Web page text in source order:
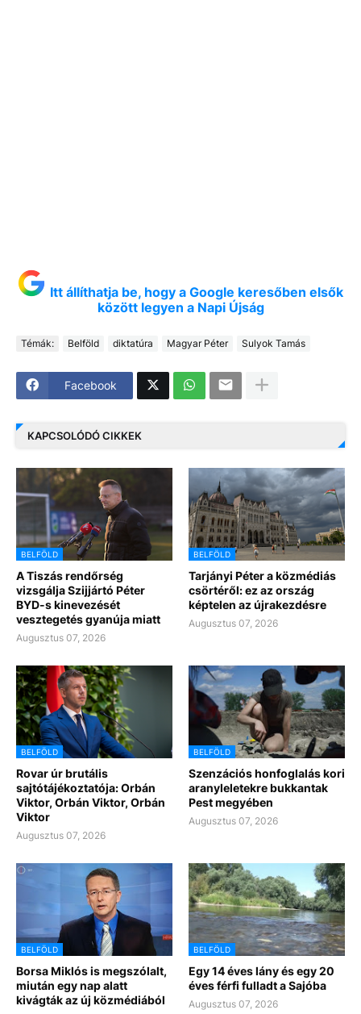
Itt állíthatja be, hogy a Google keresőben elsők
között legyen a Napi Újság
Témák: Belföld diktatúra Magyar Péter Sulyok Tamás
Facebook
KAPCSOLÓDÓ CIKKEK
BELFÖLD
A Tiszás rendőrség
vizsgálja Szijjártó Péter
BYD-s kinevezését
vesztegetés gyanúja miatt
Augusztus 07, 2026
BELFÖLD
Tarjányi Péter a közmédiás
csörtéről: ez az ország
képtelen az újrakezdésre
Augusztus 07, 2026
BELFÖLD
Rovar úr brutális
sajtótájékoztatója: Orbán
Viktor, Orbán Viktor, Orbán
Viktor
Augusztus 07, 2026
BELFÖLD
Szenzációs honfoglalás kori
aranyleletekre bukkantak
Pest megyében
Augusztus 07, 2026
BELFÖLD
Borsa Miklós is megszólalt,
miután egy nap alatt
kivágták az új közmédiából
BELFÖLD
Egy 14 éves lány és egy 20
éves férfi fulladt a Sajóba
Augusztus 07, 2026